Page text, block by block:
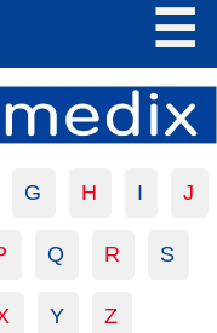
☰
G H I J
Q R S
Y Z